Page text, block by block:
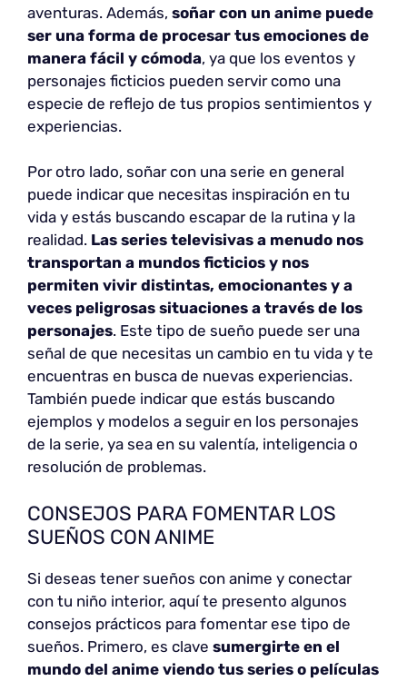
aventuras. Además, soñar con un anime puede
ser una forma de procesar tus emociones de
manera fácil y cómoda, ya que los eventos y
personajes ficticios pueden servir como una
especie de reflejo de tus propios sentimientos y
experiencias.
Por otro lado, soñar con una serie en general
puede indicar que necesitas inspiración en tu
vida y estás buscando escapar de la rutina y la
realidad. Las series televisivas a menudo nos
transportan a mundos ficticios y nos
permiten vivir distintas, emocionantes y a
veces peligrosas situaciones a través de los
personajes. Este tipo de sueño puede ser una
señal de que necesitas un cambio en tu vida y te
encuentras en busca de nuevas experiencias.
También puede indicar que estás buscando
ejemplos y modelos a seguir en los personajes
de la serie, ya sea en su valentía, inteligencia o
resolución de problemas.
CONSEJOS PARA FOMENTAR LOS
SUEÑOS CON ANIME
Si deseas tener sueños con anime y conectar
con tu niño interior, aquí te presento algunos
consejos prácticos para fomentar ese tipo de
sueños. Primero, es clave sumergirte en el
mundo del anime viendo tus series o películas